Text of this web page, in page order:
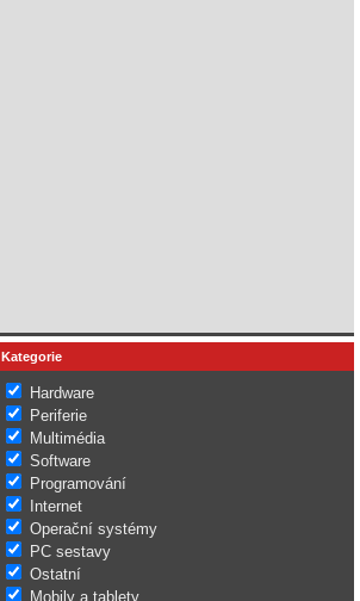
Kategorie
Hardware
Periferie
Multimédia
Software
Programování
Internet
Operační systémy
PC sestavy
Ostatní
Mobily a tablety